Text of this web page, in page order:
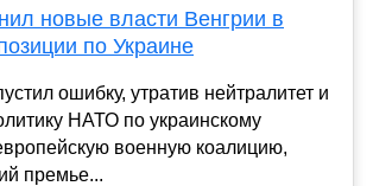
новые власти Венгрии в
по Украине
ошибку, утратив нейтралитет и
НАТО по украинскому
военную коалицию,
премье...